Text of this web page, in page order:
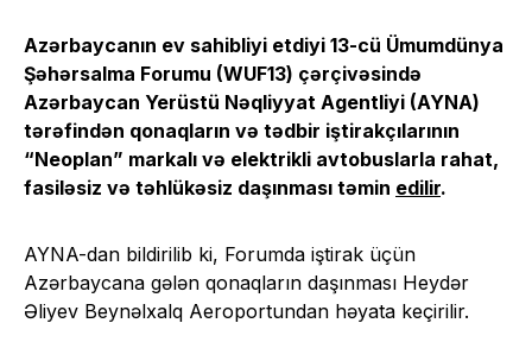
Azərbaycanın ev sahibliyi etdiyi 13-cü Ümumdünya
Şəhərsalma Forumu (WUF13) çərçivəsində
Azərbaycan Yerüstü Nəqliyyat Agentliyi (AYNA)
tərəfindən qonaqların və tədbir iştirakçılarının
“Neoplan” markalı və elektrikli avtobuslarla rahat,
fasiləsiz və təhlükəsiz daşınması təmin edilir.
AYNA-dan bildirilib ki, Forumda iştirak üçün
Azərbaycana gələn qonaqların daşınması Heydər
Əliyev Beynəlxalq Aeroportundan həyata keçirilir.